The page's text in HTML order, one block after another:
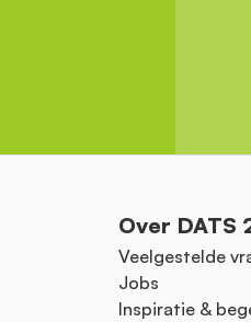
Over DATS
Veelgestelde
Jobs
Inspiratie &